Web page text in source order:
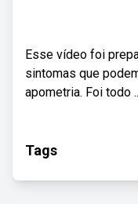
Esse vídeo foi
sintomas que
apometria. Foi todo
Tags